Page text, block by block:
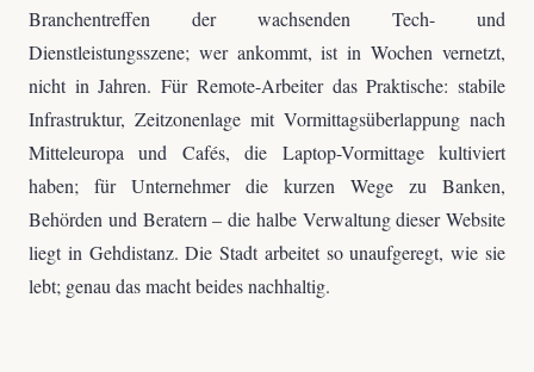
Branchentreffen der wachsenden Tech- und
Dienstleistungsszene; wer ankommt, ist in Wochen vernetzt,
nicht in Jahren. Für Remote-Arbeiter das Praktische: stabile
Infrastruktur, Zeitzonenlage mit Vormittagsüberlappung nach
Mitteleuropa und Cafés, die Laptop-Vormittage kultiviert
haben; für Unternehmer die kurzen Wege zu Banken,
Behörden und Beratern – die halbe Verwaltung dieser Website
liegt in Gehdistanz. Die Stadt arbeitet so unaufgeregt, wie sie
lebt; genau das macht beides nachhaltig.